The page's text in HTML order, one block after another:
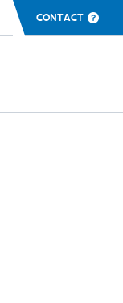
CONTACT